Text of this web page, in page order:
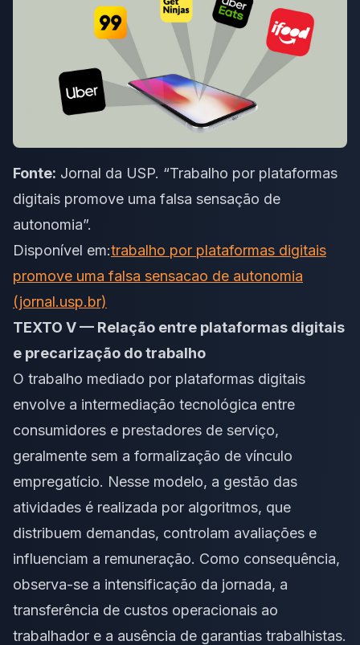
Fonte: Jornal da USP. “Trabalho por plataformas
digitais promove uma falsa sensação de
autonomia”.
Disponível em:trabalho por plataformas digitais
promove uma falsa sensacao de autonomia
(jornal.usp.br)
TEXTO V — Relação entre plataformas digitais
e precarização do trabalho
O trabalho mediado por plataformas digitais
envolve a intermediação tecnológica entre
consumidores e prestadores de serviço,
geralmente sem a formalização de vínculo
empregatício. Nesse modelo, a gestão das
atividades é realizada por algoritmos, que
distribuem demandas, controlam avaliações e
influenciam a remuneração. Como consequência,
observa-se a intensificação da jornada, a
transferência de custos operacionais ao
trabalhador e a ausência de garantias trabalhistas.